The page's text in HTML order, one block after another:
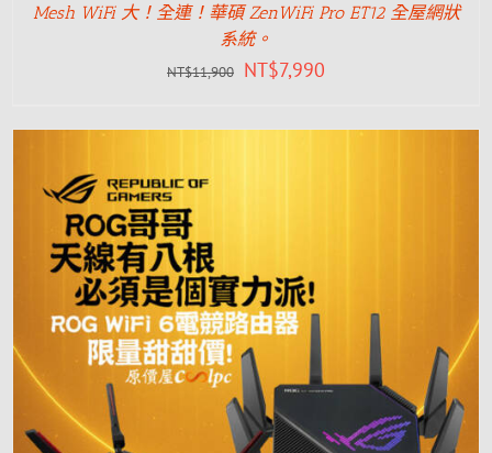
Mesh WiFi 大！全連！華碩 ZenWiFi Pro ET12 全屋網狀
系統。
NT$11,900 NT$7,990